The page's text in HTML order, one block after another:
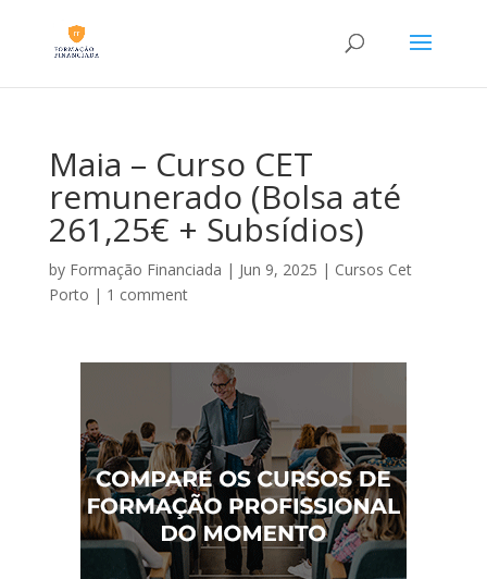
Maia – Curso CET
remunerado (Bolsa até
261,25€ + Subsídios)
by Formação Financiada | Jun 9, 2025 | Cursos Cet
Porto | 1 comment